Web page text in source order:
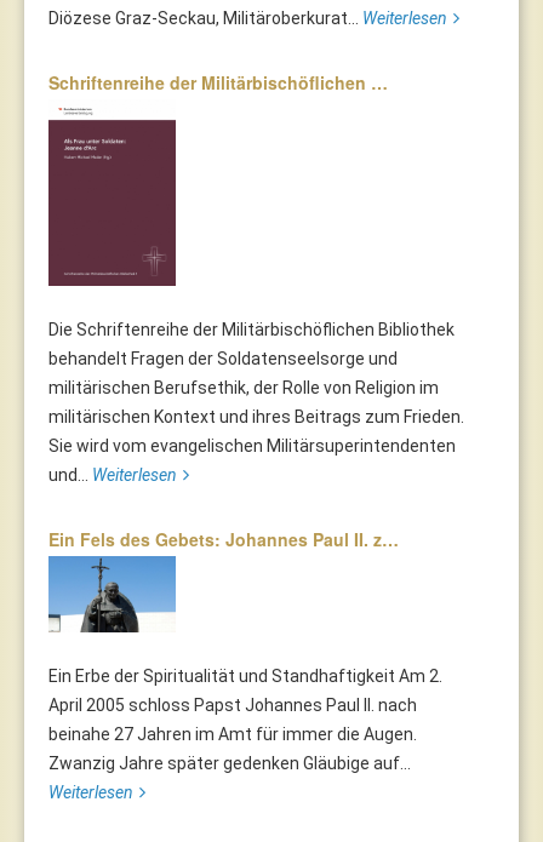
Diözese Graz-Seckau, Militäroberkurat... Weiterlesen
Schriftenreihe der Militärbischöflichen …
Die Schriftenreihe der Militärbischöflichen Bibliothek
behandelt Fragen der Soldatenseelsorge und
militärischen Berufsethik, der Rolle von Religion im
militärischen Kontext und ihres Beitrags zum Frieden.
Sie wird vom evangelischen Militärsuperintendenten
und... Weiterlesen
Ein Fels des Gebets: Johannes Paul II. z…
Ein Erbe der Spiritualität und Standhaftigkeit Am 2.
April 2005 schloss Papst Johannes Paul II. nach
beinahe 27 Jahren im Amt für immer die Augen.
Zwanzig Jahre später gedenken Gläubige auf...
Weiterlesen